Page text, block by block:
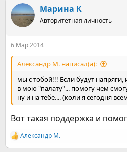
к
ц
и
Марина К
Авторитетная личность
6 Мар 2014
Александр М. написал(а):
мы с тобой!!! Если будут напряги,
в мою "палату"... помогу чем
ну и на тебе.... (коли я сегодня
Вот такая поддержка и
Р
е
Александр М.